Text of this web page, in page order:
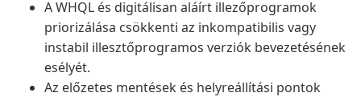
A WHQL és digitálisan aláírt illezőprogramok
priorizálása csökkenti az inkompatibilis vagy
instabil illesztőprogramos verziók bevezetésének
esélyét.
Az előzetes mentések és helyreállítási pontok